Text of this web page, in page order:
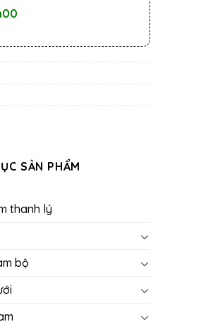
SẢN PHẨM
thanh lý
bộ